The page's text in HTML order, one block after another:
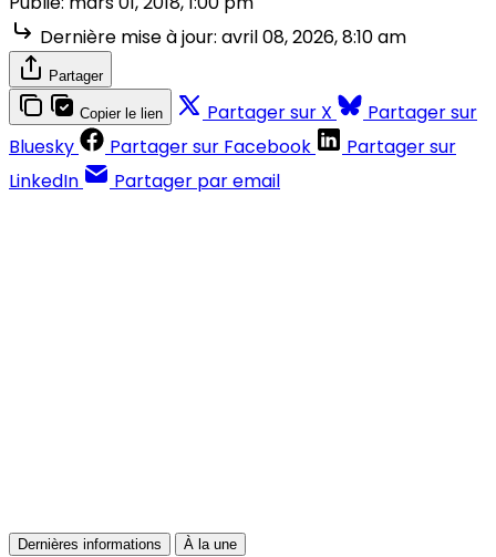
Dernière mise à jour: avril 08, 2026, 8:10 am
Partager
Copier le lien Partager sur X
Partager sur
Bluesky
Partager sur Facebook
Partager sur
LinkedIn
Partager par email
Dernières informations À la une